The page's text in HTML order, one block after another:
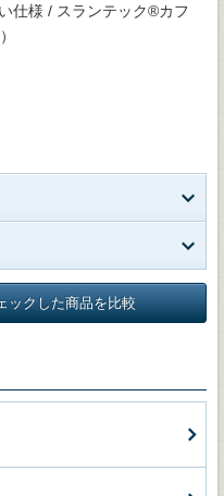
仕様 / スランテック®カフ
ックした商品を比較